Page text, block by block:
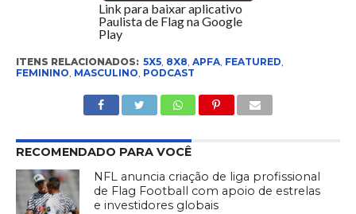
Link para baixar aplicativo
Paulista de Flag na Google
Play
ITENS RELACIONADOS: 5X5, 8X8, APFA, FEATURED,
FEMININO, MASCULINO, PODCAST
RECOMENDADO PARA VOCÊ
NFL anuncia criação de liga profissional
de Flag Football com apoio de estrelas
e investidores globais